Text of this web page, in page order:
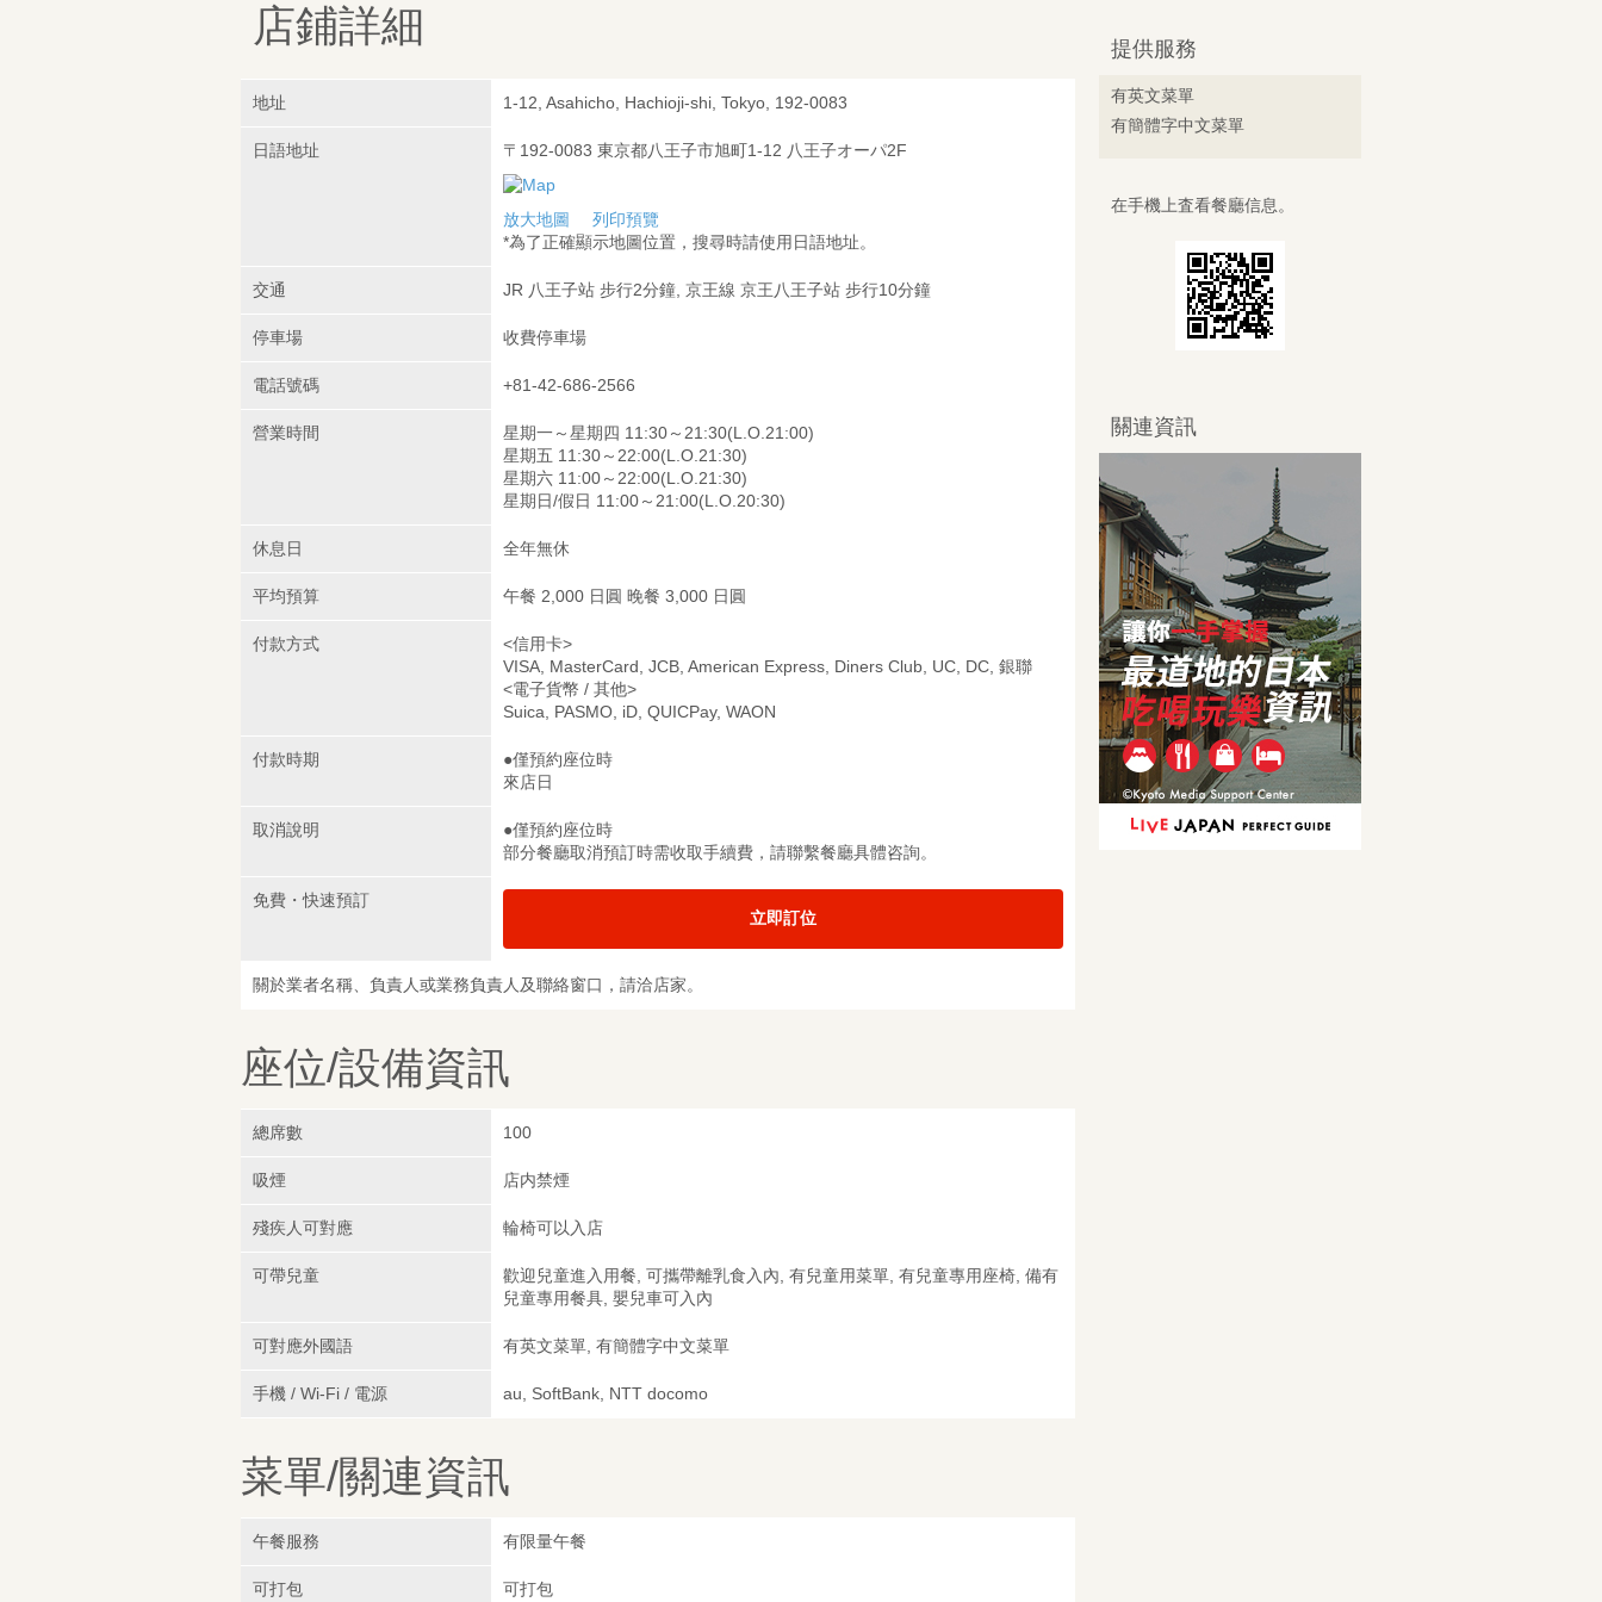
店鋪詳細
地址 1-12, Asahicho, Hachioji-shi, Tokyo, 192-0083
日語地址 〒192-0083 東京都八王子市旭町1-12 八王子オーパ2F
放大地圖
列印預覽
*為了正確顯示地圖位置，搜尋時請使用日語地址。
交通 JR 八王子站 步行2分鐘, 京王線 京王八王子站 步行10分鐘
停車場 收費停車場
電話號碼 +81-42-686-2566
營業時間
星期一～星期四 11:30～21:30(L.O.21:00)
星期五 11:30～22:00(L.O.21:30)
星期六 11:00～22:00(L.O.21:30)
星期日/假日 11:00～21:00(L.O.20:30)
休息日 全年無休
平均預算 午餐 2,000 日圓 晚餐 3,000 日圓
付款方式
<信用卡>
VISA, MasterCard, JCB, American Express, Diners Club, UC, DC, 銀聯
<電子貨幣 / 其他>
Suica, PASMO, iD, QUICPay, WAON
付款時期
●僅預約座位時
來店日
取消說明
●僅預約座位時
部分餐廳取消預訂時需收取手續費，請聯繫餐廳具體咨詢。
免費・快速預訂
立即訂位
關於業者名稱、負責人或業務負責人及聯絡窗口，請洽店家。
座位/設備資訊
總席數 100
吸煙 店内禁煙
殘疾人可對應 輪椅可以入店
可帶兒童
歡迎兒童進入用餐, 可攜帶離乳食入內, 有兒童用菜單, 有兒童專用座椅, 備有
兒童專用餐具, 嬰兒車可入內
可對應外國語 有英文菜單, 有簡體字中文菜單
手機 / Wi-Fi / 電源 au, SoftBank, NTT docomo
菜單/關連資訊
午餐服務 有限量午餐
可打包 可打包
提供服務
有英文菜單
有簡體字中文菜單
在手機上査看餐廳信息。
關連資訊